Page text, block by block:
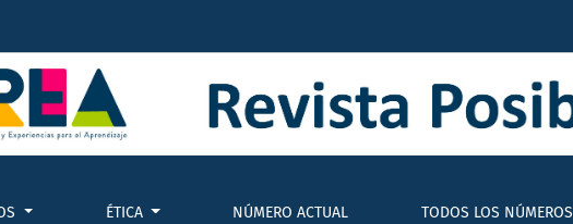
ÉTICA NÚMERO ACTUAL TODOS LOS NÚMEROS